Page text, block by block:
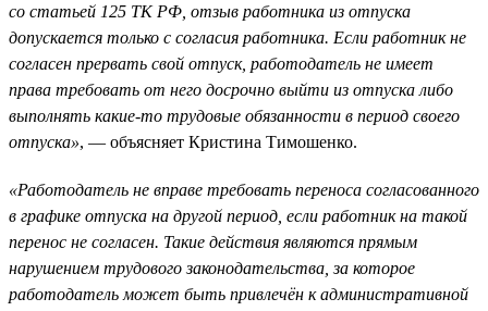
со статьей 125 ТК РФ, отзыв работника из отпуска
допускается только с согласия работника. Если работник не
согласен прервать свой отпуск, работодатель не имеет
права требовать от него досрочно выйти из отпуска либо
выполнять какие-то трудовые обязанности в период своего
отпуска», — объясняет Кристина Тимошенко.
«Работодатель не вправе требовать переноса согласованного
в графике отпуска на другой период, если работник на такой
перенос не согласен. Такие действия являются прямым
нарушением трудового законодательства, за которое
работодатель может быть привлечён к административной